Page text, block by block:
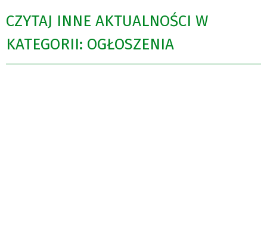
CZYTAJ INNE AKTUALNOŚCI W
KATEGORII: OGŁOSZENIA